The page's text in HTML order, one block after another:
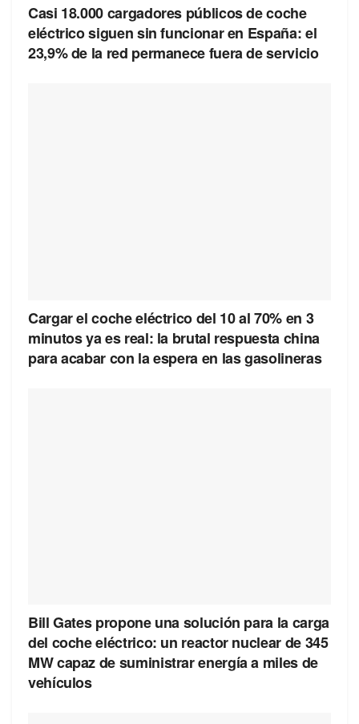
Casi 18.000 cargadores públicos de coche
eléctrico siguen sin funcionar en España: el
23,9% de la red permanece fuera de servicio
Cargar el coche eléctrico del 10 al 70% en 3
minutos ya es real: la brutal respuesta china
para acabar con la espera en las gasolineras
Bill Gates propone una solución para la carga
del coche eléctrico: un reactor nuclear de 345
MW capaz de suministrar energía a miles de
vehículos